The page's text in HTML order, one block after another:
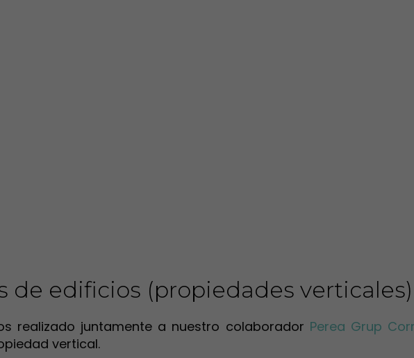
de edificios (propiedades verticales)
realizado juntamente a nuestro colaborador Perea Grup
vertical.